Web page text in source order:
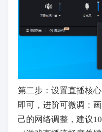
第二步：设置直播核
即可，进阶可微调：
己的网络调整，建议